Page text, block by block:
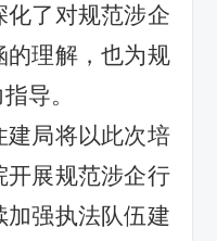
化了对规范涉企
的理解，也为规
导。
建局将以此次培
开展规范涉企行
加强执法队伍建